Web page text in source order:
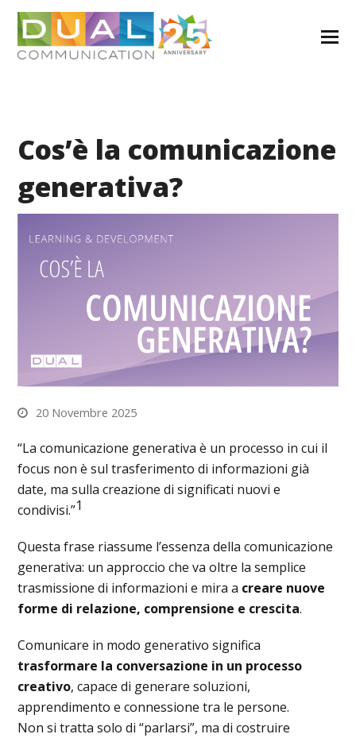
Cos’è la comunicazione
generativa?
20 Novembre 2025
“La comunicazione generativa è un processo in cui il
focus non è sul trasferimento di informazioni già
date, ma sulla creazione di significati nuovi e
condivisi.”1
Questa frase riassume l’essenza della comunicazione
generativa: un approccio che va oltre la semplice
trasmissione di informazioni e mira a creare nuove
forme di relazione, comprensione e crescita.
Comunicare in modo generativo significa
trasformare la conversazione in un processo
creativo, capace di generare soluzioni,
apprendimento e connessione tra le persone.
Non si tratta solo di “parlarsi”, ma di costruire